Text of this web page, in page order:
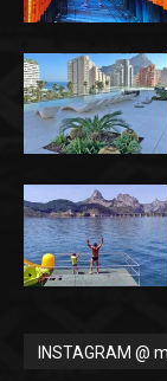
INSTAGRAM @